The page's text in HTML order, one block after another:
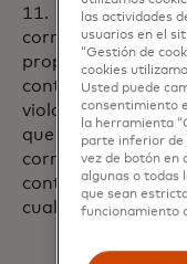
11. La Compañía
correspondiente,
proporcionar
continuación de
violación de
que expondría a
correspondiente,
controlante
cualquier ley o
las actividades
usuarios en el
“Gestión de
cookies
Usted puede
consentimiento
la herramienta
parte inferior de
vez de botón en
algunas o todas
que sean
funcionamiento